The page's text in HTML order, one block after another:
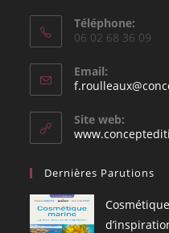
Téléphone:
06 02 68 36 09
Email:
Site web:
Dernières Parutions